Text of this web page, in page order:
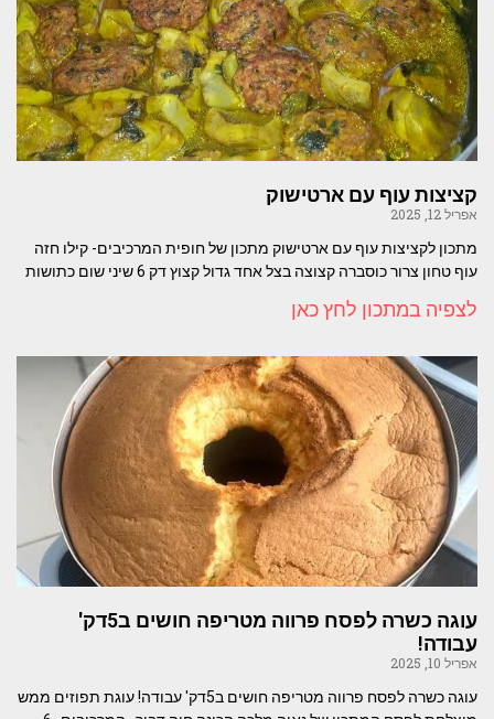
קציצות עוף עם ארטישוק
אפריל 12, 2025
מתכון לקציצות עוף עם ארטישוק מתכון של חופית המרכיבים- קילו חזה
עוף טחון צרור כוסברה קצוצה בצל אחד גדול קצוץ דק 6 שיני שום כתושות
לצפיה במתכון לחץ כאן
עוגה כשרה לפסח פרווה מטריפה חושים ב5דק'
עבודה!
אפריל 10, 2025
עוגה כשרה לפסח פרווה מטריפה חושים ב5דק' עבודה! עוגת תפוזים ממש